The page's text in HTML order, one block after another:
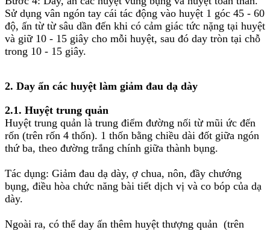
Sử dụng vân ngón tay cái tác động vào huyệt 1 góc 45 - 60
độ, ấn từ từ sâu dần đến khi có cảm giác tức nặng tại huyệt
và giữ 10 - 15 giây cho mỗi huyệt, sau đó day tròn tại chỗ
trong 10 - 15 giây.
2. Day ấn các huyệt làm giảm đau dạ dày
2.1. Huyệt trung quản
Huyệt trung quản là trung điểm đường nối từ mũi ức đến
rốn (trên rốn 4 thốn). 1 thốn bằng chiều dài đốt giữa ngón
thứ ba, theo đường trắng chính giữa thành bụng.
Tác dụng: Giảm đau dạ dày, ợ chua, nôn, đầy chướng
bụng, điều hòa chức năng bài tiết dịch vị và co bóp của dạ
dày.
Ngoài ra, có thể day ấn thêm huyệt thượng quản (trên